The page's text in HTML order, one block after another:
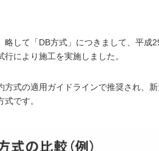
して「DB方式」につきまして、平成
により施工を実施しました。
式の適用ガイドラインで推奨され、
です。